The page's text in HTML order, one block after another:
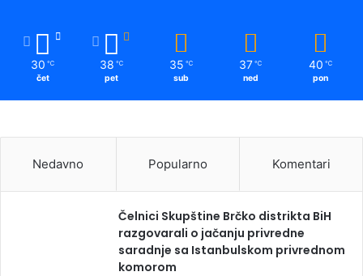
30 ℃
čet
38 ℃
pet
35 ℃
sub
37 ℃
ned
40 ℃
pon
Nedavno Popularno Komentari
Čelnici Skupštine Brčko distrikta BiH
razgovarali o jačanju privredne
saradnje sa Istanbulskom privrednom
komorom